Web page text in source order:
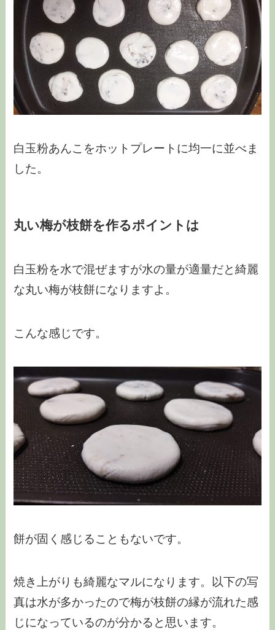
白玉粉あんこをホットプレートに均一に並べま
した。
丸い梅が枝餅を作るポイントは
白玉粉を水で混ぜますが水の量が適量だと綺麗
な丸い梅が枝餅になりますよ。
こんな感じです。
餅が固く感じることもないです。
焼き上がりも綺麗なマルになります。以下の写
真は水が多かったので梅が枝餅の縁が流れた感
じになっているのが分かると思います。